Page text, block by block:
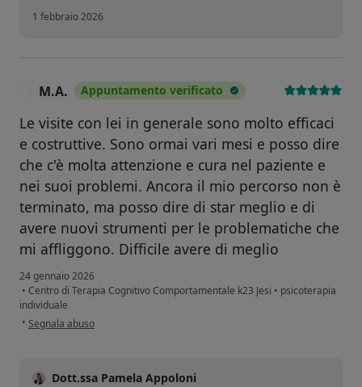
1 febbraio 2026
M.A. Appuntamento verificato
Le visite con lei in generale sono molto efficaci
e costruttive. Sono ormai vari mesi e posso dire
che c'è molta attenzione e cura nel paziente e
nei suoi problemi. Ancora il mio percorso non è
terminato, ma posso dire di star meglio e di
avere nuovi strumenti per le problematiche che
mi affliggono. Difficile avere di meglio
24 gennaio 2026
• Centro di Terapia Cognitivo Comportamentale k23 Jesi • psicoterapia
individuale
• secondo l'opinione dell'utente M.A.
Segnala abuso
Dott.ssa Pamela Appoloni